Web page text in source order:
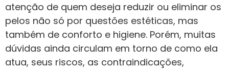
atenção de quem deseja reduzir ou eliminar os
pelos não só por questões estéticas, mas
também de conforto e higiene. Porém, muitas
dúvidas ainda circulam em torno de como ela
atua, seus riscos, as contraindicações,